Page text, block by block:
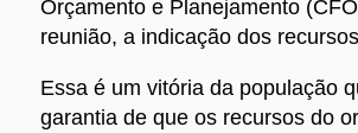
Orçamento e Planejamento
reunião, a indicação dos
Essa é um vitória da população
garantia de que os recursos do